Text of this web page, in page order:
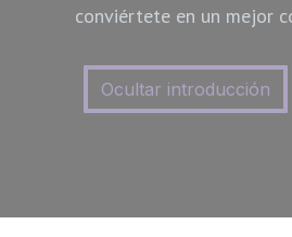
conviértete en un mejor
Ocultar introducción